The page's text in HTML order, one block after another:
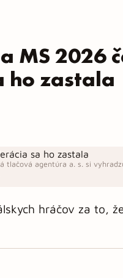
MS 2026
ho zastala
tlačová agentúra a. s. si
hráčov za to,